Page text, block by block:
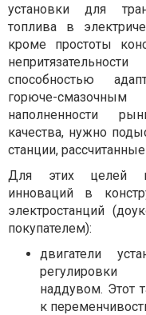
установки для
топлива в
кроме простоты
способностью
горюче-
наполненности
качества, нужно
станции,
Для этих целей
инноваций в
электростанций
покупателем):
двигатели
регулировки
наддувом. Этот
к